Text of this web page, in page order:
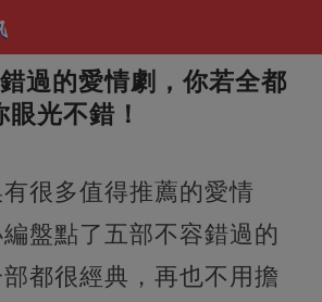
過的愛情劇，你若全都
光不錯！
很多值得推薦的愛情
盤點了五部不容錯過的
都很經典，再也不用擔